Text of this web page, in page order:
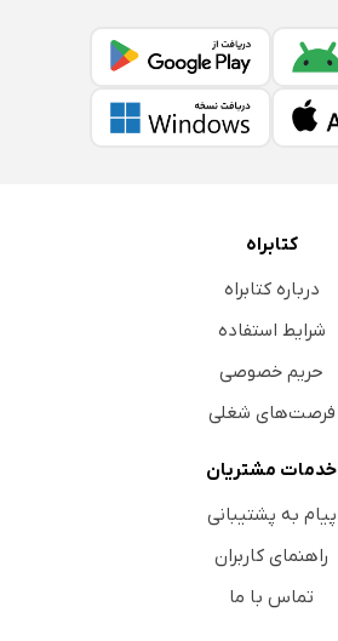
کتابراه
درباره کتابراه
شرایط استفاده
حریم خصوصی
فرصت‌های شغلی
خدمات مشتریان
پیام به پشتیبانی
راهنمای کاربران
تماس با ما